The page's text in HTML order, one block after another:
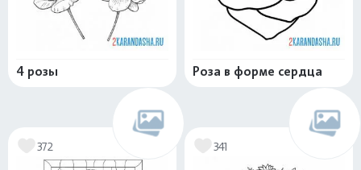
4 розы Роза в форме сердца
372 341